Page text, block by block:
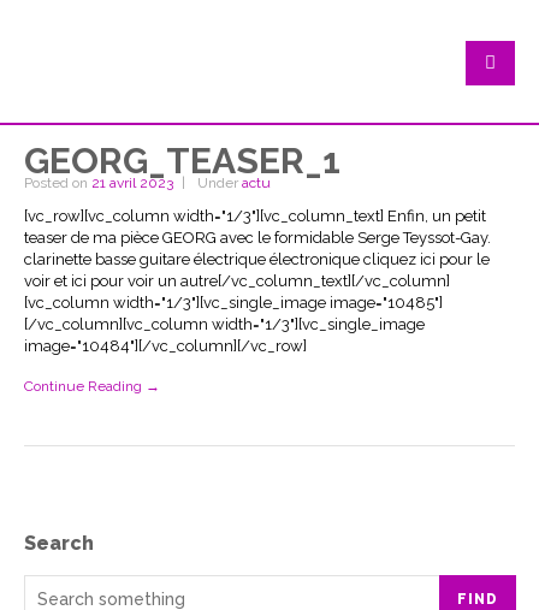
GEORG_TEASER_1
Posted on 21 avril 2023 Under actu
[vc_row][vc_column width="1/3"][vc_column_text] Enfin, un petit
teaser de ma pièce GEORG avec le formidable Serge Teyssot-Gay.
clarinette basse guitare électrique électronique cliquez ici pour le
voir et ici pour voir un autre[/vc_column_text][/vc_column]
[vc_column width="1/3"][vc_single_image image="10485"]
[/vc_column][vc_column width="1/3"][vc_single_image
image="10484"][/vc_column][/vc_row]
Continue Reading →
Search
FIND